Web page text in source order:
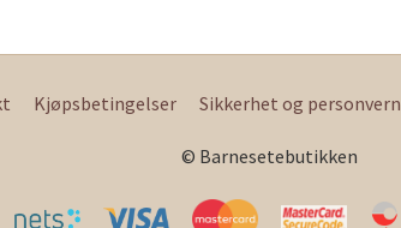
Kjøpsbetingelser Sikkerhet og personvern
© Barnesetebutikken